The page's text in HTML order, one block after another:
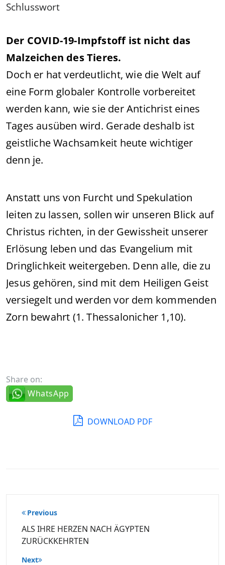
Schlusswort
Der COVID-19-Impfstoff ist nicht das
Malzeichen des Tieres.
Doch er hat verdeutlicht, wie die Welt auf
eine Form globaler Kontrolle vorbereitet
werden kann, wie sie der Antichrist eines
Tages ausüben wird. Gerade deshalb ist
geistliche Wachsamkeit heute wichtiger
denn je.
Anstatt uns von Furcht und Spekulation
leiten zu lassen, sollen wir unseren Blick auf
Christus richten, in der Gewissheit unserer
Erlösung leben und das Evangelium mit
Dringlichkeit weitergeben. Denn alle, die zu
Jesus gehören, sind mit dem Heiligen Geist
versiegelt und werden vor dem kommenden
Zorn bewahrt (1. Thessalonicher 1,10).
Share on:
WhatsApp
DOWNLOAD PDF
Beitragsnavigation
Previous
ALS IHRE HERZEN NACH ÄGYPTEN
ZURÜCKKEHRTEN
Next